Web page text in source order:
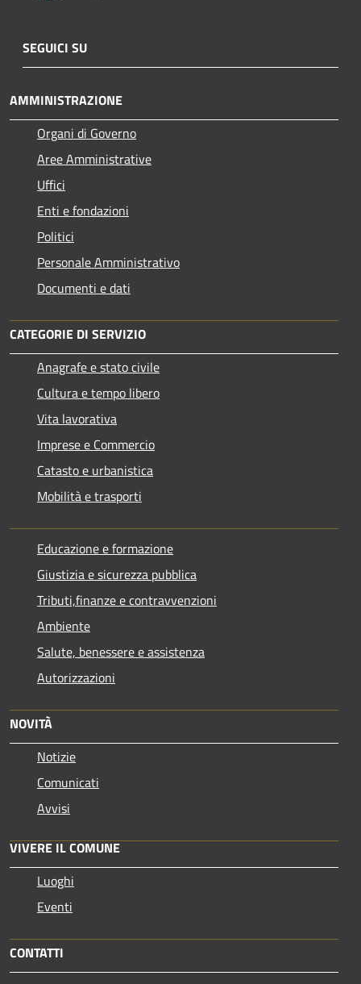
SEGUICI SU
AMMINISTRAZIONE
Organi di Governo
Aree Amministrative
Uffici
Enti e fondazioni
Politici
Personale Amministrativo
Documenti e dati
CATEGORIE DI SERVIZIO
Anagrafe e stato civile
Cultura e tempo libero
Vita lavorativa
Imprese e Commercio
Catasto e urbanistica
Mobilità e trasporti
Educazione e formazione
Giustizia e sicurezza pubblica
Tributi,finanze e contravvenzioni
Ambiente
Salute, benessere e assistenza
Autorizzazioni
NOVITÀ
Notizie
Comunicati
Avvisi
VIVERE IL COMUNE
Luoghi
Eventi
CONTATTI